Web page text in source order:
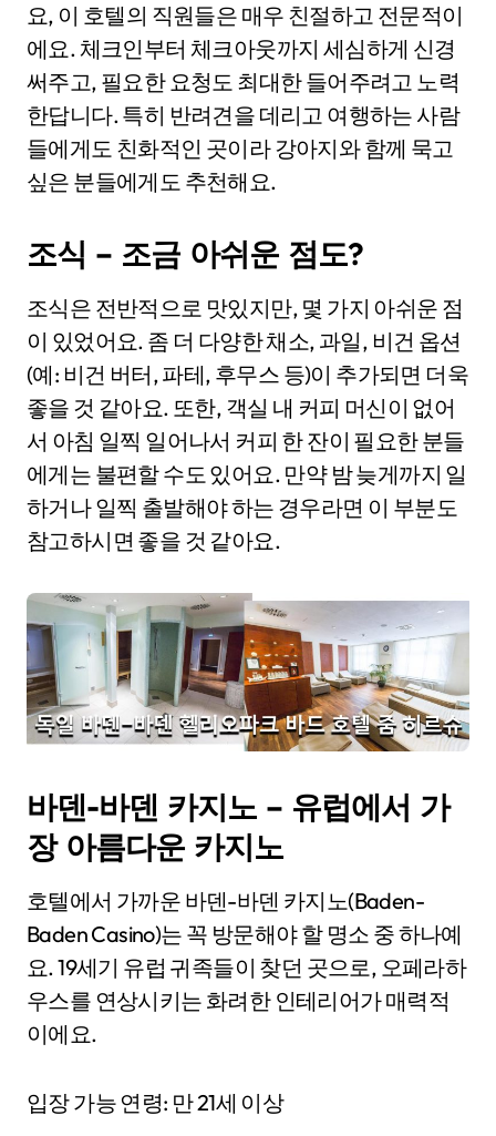
요, 이 호텔의 직원들은 매우 친절하고 전문적이
에요. 체크인부터 체크아웃까지 세심하게 신경
써주고, 필요한 요청도 최대한 들어주려고 노력
한답니다. 특히 반려견을 데리고 여행하는 사람
들에게도 친화적인 곳이라 강아지와 함께 묵고
싶은 분들에게도 추천해요.
조식 – 조금 아쉬운 점도?
조식은 전반적으로 맛있지만, 몇 가지 아쉬운 점
이 있었어요. 좀 더 다양한 채소, 과일, 비건 옵션
(예: 비건 버터, 파테, 후무스 등)이 추가되면 더욱
좋을 것 같아요. 또한, 객실 내 커피 머신이 없어
서 아침 일찍 일어나서 커피 한 잔이 필요한 분들
에게는 불편할 수도 있어요. 만약 밤 늦게까지 일
하거나 일찍 출발해야 하는 경우라면 이 부분도
참고하시면 좋을 것 같아요.
바덴-바덴 카지노 – 유럽에서 가
장 아름다운 카지노
호텔에서 가까운 바덴-바덴 카지노(Baden-
Baden Casino)는 꼭 방문해야 할 명소 중 하나예
요. 19세기 유럽 귀족들이 찾던 곳으로, 오페라하
우스를 연상시키는 화려한 인테리어가 매력적
이에요.
입장 가능 연령: 만 21세 이상